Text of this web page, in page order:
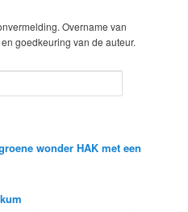
Overname van
goedkeuring van de auteur.
wonder HAK met een